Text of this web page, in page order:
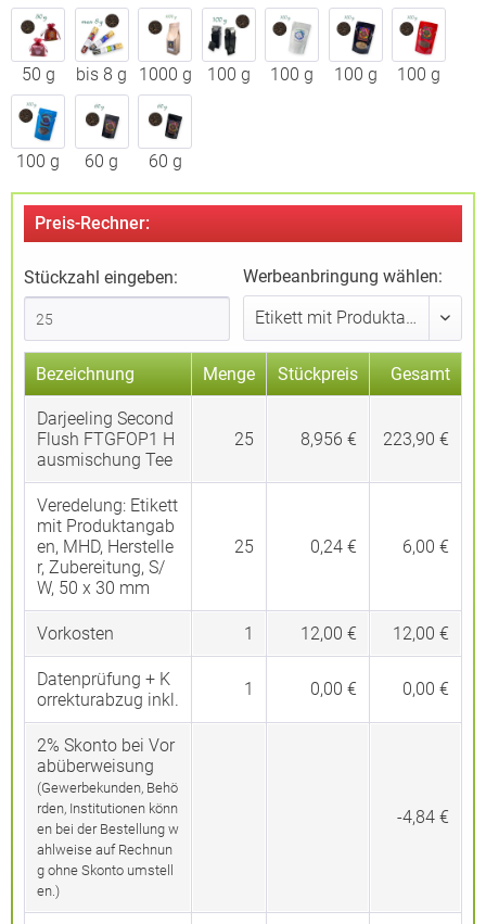
50 g bis 8 g 1000 g 100 g 100 g 100 g 100 g
100 g 60 g 60 g
Preis-Rechner:
Stückzahl eingeben: Werbeanbringung wählen:
Bezeichnung Menge Stückpreis Gesamt
Darjeeling Second
Flush FTGFOP1 H
ausmischung Tee
25 8,956 € 223,90 €
Veredelung: Etikett
mit Produktangab
en, MHD, Herstelle
r, Zubereitung, S/
W, 50 x 30 mm
25 0,24 € 6,00 €
Vorkosten 1 12,00 € 12,00 €
Datenprüfung + K
orrekturabzug inkl.
1 0,00 € 0,00 €
2% Skonto bei Vor
abüberweisung
(Gewerbekunden, Behö
rden, Institutionen könn
en bei der Bestellung w
ahlweise auf Rechnun
g ohne Skonto umstell
en.)
-4,84 €